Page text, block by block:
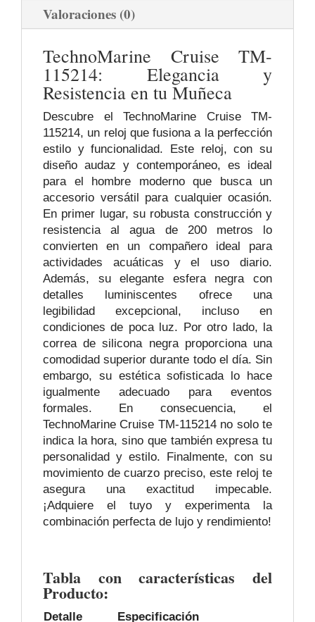
Valoraciones (0)
TechnoMarine Cruise TM-
115214: Elegancia y
Resistencia en tu Muñeca
Descubre el TechnoMarine Cruise TM-
115214, un reloj que fusiona a la perfección
estilo y funcionalidad. Este reloj, con su
diseño audaz y contemporáneo, es ideal
para el hombre moderno que busca un
accesorio versátil para cualquier ocasión.
En primer lugar, su robusta construcción y
resistencia al agua de 200 metros lo
convierten en un compañero ideal para
actividades acuáticas y el uso diario.
Además, su elegante esfera negra con
detalles luminiscentes ofrece una
legibilidad excepcional, incluso en
condiciones de poca luz. Por otro lado, la
correa de silicona negra proporciona una
comodidad superior durante todo el día. Sin
embargo, su estética sofisticada lo hace
igualmente adecuado para eventos
formales. En consecuencia, el
TechnoMarine Cruise TM-115214 no solo te
indica la hora, sino que también expresa tu
personalidad y estilo. Finalmente, con su
movimiento de cuarzo preciso, este reloj te
asegura una exactitud impecable.
¡Adquiere el tuyo y experimenta la
combinación perfecta de lujo y rendimiento!
Tabla con características del
Producto:
Detalle Especificación